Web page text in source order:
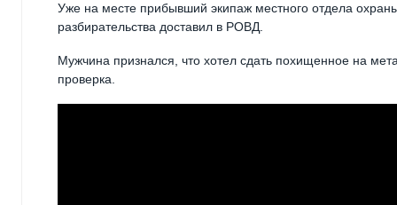
Уже на месте прибывший экипаж местного отдела
разбирательства доставил в РОВД.
Мужчина признался, что хотел сдать похищенное на
проверка.